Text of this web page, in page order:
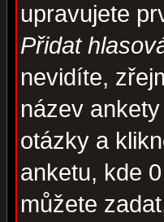
upravujete
Přidat
nevidíte,
název
otázky a
anketu, kde
můžete